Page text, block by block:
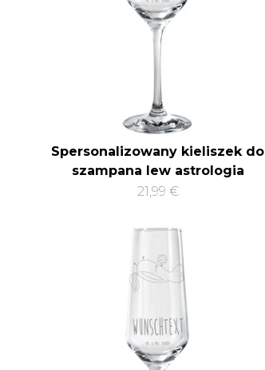
Spersonalizowany kieliszek do
szampana lew astrologia
21,99 €